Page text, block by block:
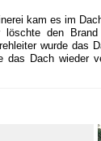
kam es im
löschte den
wurde das
Dach wieder